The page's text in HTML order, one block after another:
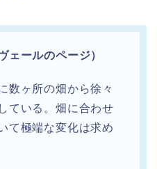
ェールのページ）
数ヶ所の畑から徐々
ている。畑に合わせ
て極端な変化は求め